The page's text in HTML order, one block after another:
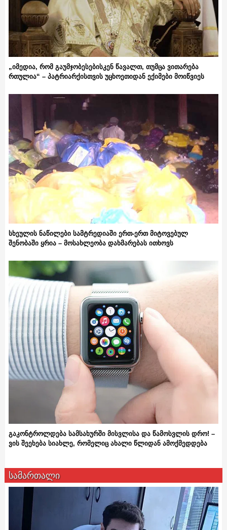
„იმედია, რომ გაუმჯობესებისკენ წავალთ, თუმცა ვითარება
რთულია“ – პატრიარქისთვის უცხოეთიდან ექიმები მოიწვიეს
სხეულის ნაწილები სამტრედიაში ერთ-ერთ მიტოვებულ
შენობაში ყრია – მოსახლეობა დახმარებას ითხოვს
გაკონტროლდება სამსახურში მისვლისა და წამოსვლის დრო! –
ვის შეეხება სიახლე, რომელიც ახალი წლიდან ამოქმედდება
სამართალი